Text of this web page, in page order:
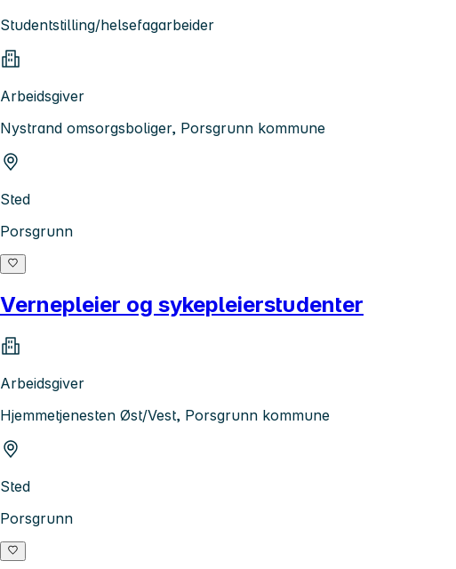
Studentstilling/helsefagarbeider
Arbeidsgiver
Nystrand omsorgsboliger, Porsgrunn kommune
Sted
Porsgrunn
Vernepleier og sykepleierstudenter
Arbeidsgiver
Hjemmetjenesten Øst/Vest, Porsgrunn kommune
Sted
Porsgrunn